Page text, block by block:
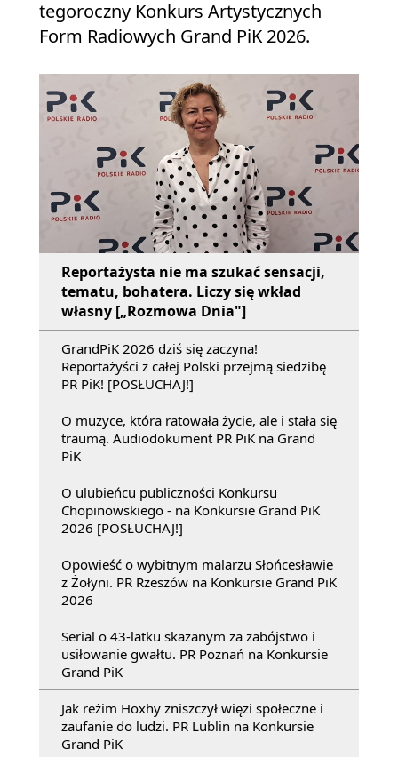
tegoroczny Konkurs Artystycznych
Form Radiowych Grand PiK 2026.
Reportażysta nie ma szukać sensacji,
tematu, bohatera. Liczy się wkład
własny [„Rozmowa Dnia"]
GrandPiK 2026 dziś się zaczyna!
Reportażyści z całej Polski przejmą siedzibę
PR PiK! [POSŁUCHAJ!]
O muzyce, która ratowała życie, ale i stała się
traumą. Audiodokument PR PiK na Grand
PiK
O ulubieńcu publiczności Konkursu
Chopinowskiego - na Konkursie Grand PiK
2026 [POSŁUCHAJ!]
Opowieść o wybitnym malarzu Słońcesławie
z Żołyni. PR Rzeszów na Konkursie Grand PiK
2026
Serial o 43-latku skazanym za zabójstwo i
usiłowanie gwałtu. PR Poznań na Konkursie
Grand PiK
Jak reżim Hoxhy zniszczył więzi społeczne i
zaufanie do ludzi. PR Lublin na Konkursie
Grand PiK